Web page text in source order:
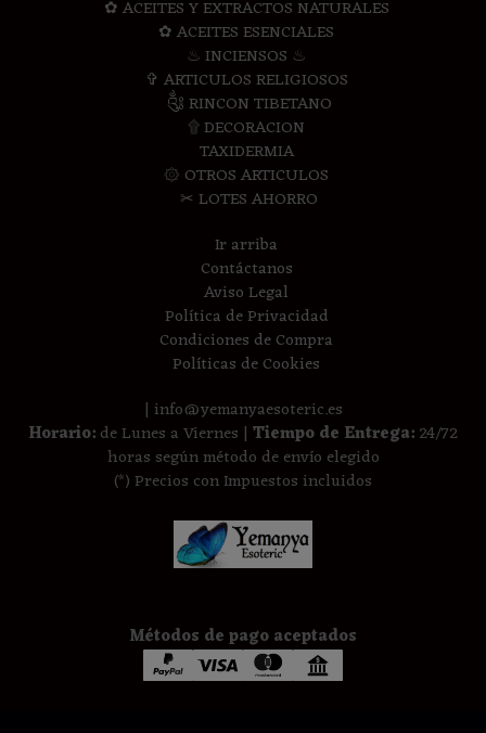
✿ ACEITES Y EXTRACTOS NATURALES
✿ ACEITES ESENCIALES
♨ INCIENSOS ♨
✞ ARTICULOS RELIGIOSOS
༃ RINCON TIBETANO
۩ DECORACION
TAXIDERMIA
۞ OTROS ARTICULOS
✂ LOTES AHORRO
Ir arriba
Contáctanos
Aviso Legal
Política de Privacidad
Condiciones de Compra
Políticas de Cookies
| info@yemanyaesoteric.es
Horario:de Lunes a Viernes | Tiempo de Entrega:24/72
horas según método de envío elegido
(*) Precios con Impuestos incluidos
Métodos de pago aceptados